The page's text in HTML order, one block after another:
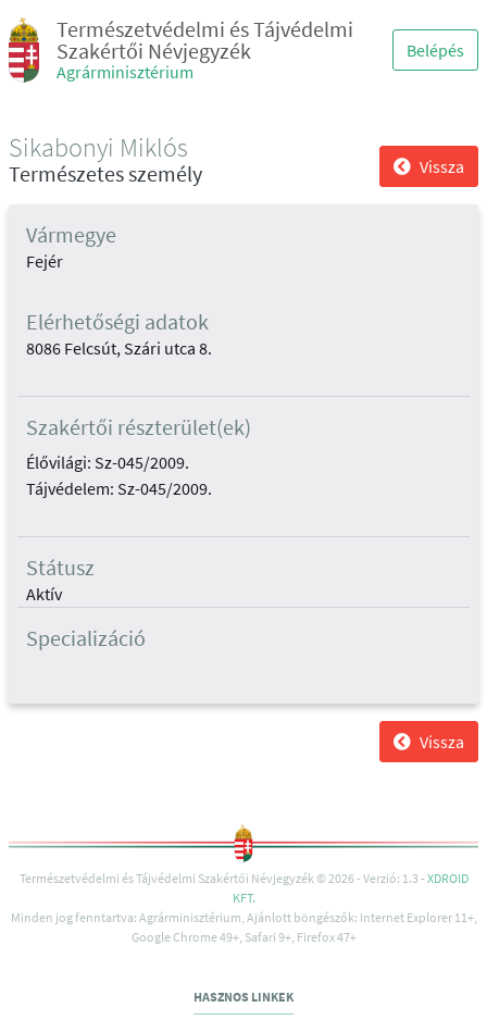
Természetvédelmi és Tájvédelmi
Szakértői Névjegyzék
Agrárminisztérium
Belépés
Sikabonyi Miklós
Természetes személy Vissza
Vármegye
Fejér
Elérhetőségi adatok
8086 Felcsút, Szári utca 8.
Szakértői részterület(ek)
Élővilági: Sz-045/2009.
Tájvédelem: Sz-045/2009.
Státusz
Aktív
Specializáció
Vissza
Természetvédelmi és Tájvédelmi Szakértői Névjegyzék © 2026 - Verzió: 1.3 - XDROID
KFT.
Minden jog fenntartva: Agrárminisztérium, Ajánlott böngészők: Internet Explorer 11+,
Google Chrome 49+, Safari 9+, Firefox 47+
HASZNOS LINKEK